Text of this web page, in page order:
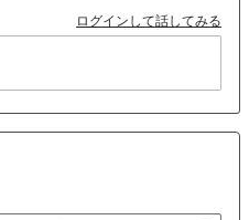
ログインして話してみる